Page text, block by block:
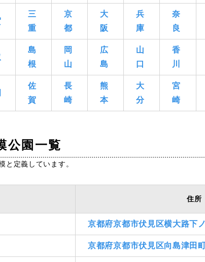
地域で探す
岡山
長崎 熊本 大分
地域で探す
三
重
京
都
大
阪
兵
庫
奈
良
島
根
岡
山
広
島
山
口
香
川
佐
賀
長
崎
熊
本
大
分
宮
崎
公園一覧
と定義しています。
住所
京都府京都市伏見区横大路下
京都府京都市伏見区向島津田